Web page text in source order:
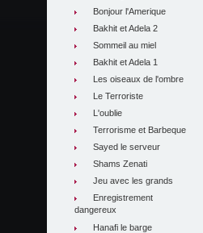
Bonjour l'Amerique
Bakhit et Adela 2
Sommeil au miel
Bakhit et Adela 1
Les oiseaux de l'ombre
Le Terroriste
L'oublie
Terrorisme et Barbeque
Sayed le serveur
Shams Zenati
Jeu avec les grands
Enregistrement
dangereux
Hanafi le barge